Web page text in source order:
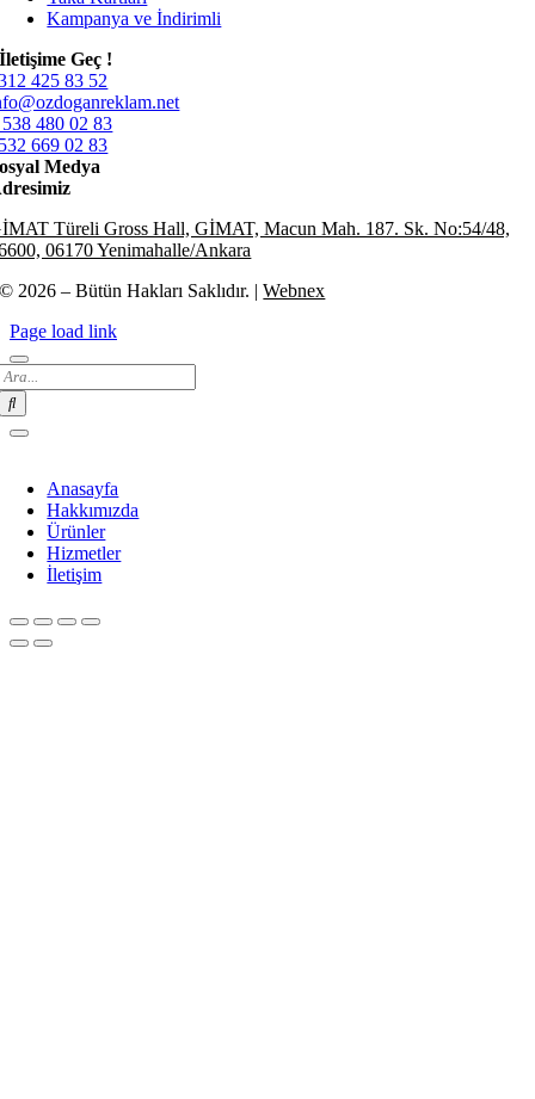
Kampanya ve İndirimli
İletişime Geç !
425 83 52
480 02 83
669 02 83
Medya
Türeli Gross Hall, GİMAT, Macun Mah. 187. Sk. No:54/48,
06170 Yenimahalle/Ankara
© 2026 – Bütün Hakları Saklıdır. |Webnex
Page load link
Anasayfa
Hakkımızda
Ürünler
Hizmetler
İletişim